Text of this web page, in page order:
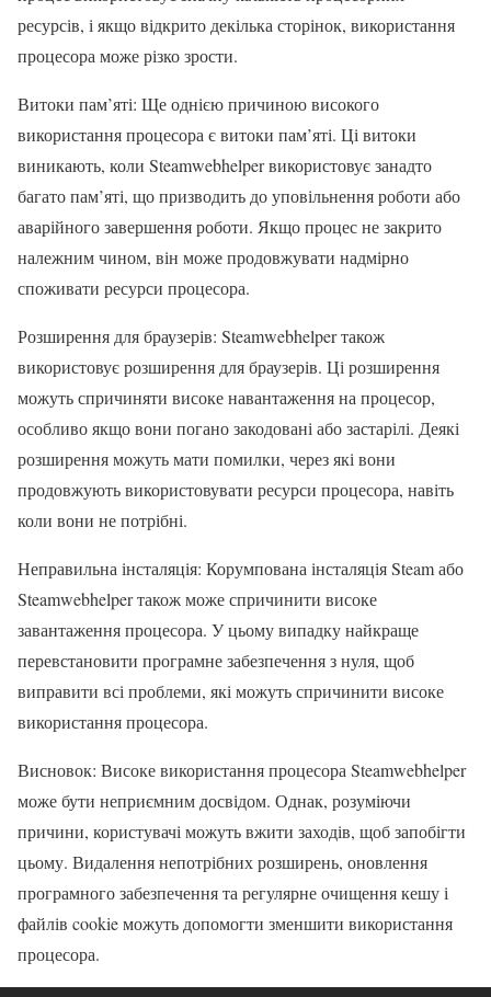
ресурсів, і якщо відкрито декілька сторінок, використання
процесора може різко зрости.
Витоки пам’яті: Ще однією причиною високого
використання процесора є витоки пам’яті. Ці витоки
виникають, коли Steamwebhelper використовує занадто
багато пам’яті, що призводить до уповільнення роботи або
аварійного завершення роботи. Якщо процес не закрито
належним чином, він може продовжувати надмірно
споживати ресурси процесора.
Розширення для браузерів: Steamwebhelper також
використовує розширення для браузерів. Ці розширення
можуть спричиняти високе навантаження на процесор,
особливо якщо вони погано закодовані або застарілі. Деякі
розширення можуть мати помилки, через які вони
продовжують використовувати ресурси процесора, навіть
коли вони не потрібні.
Неправильна інсталяція: Корумпована інсталяція Steam або
Steamwebhelper також може спричинити високе
завантаження процесора. У цьому випадку найкраще
перевстановити програмне забезпечення з нуля, щоб
виправити всі проблеми, які можуть спричинити високе
використання процесора.
Висновок: Високе використання процесора Steamwebhelper
може бути неприємним досвідом. Однак, розуміючи
причини, користувачі можуть вжити заходів, щоб запобігти
цьому. Видалення непотрібних розширень, оновлення
програмного забезпечення та регулярне очищення кешу і
файлів cookie можуть допомогти зменшити використання
процесора.